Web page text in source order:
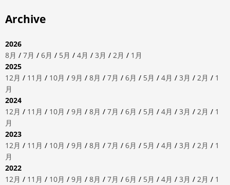
Archive
2026
8月 / 7月 / 6月 / 5月 / 4月 / 3月 / 2月 / 1月
2025
12月 / 11月 / 10月 / 9月 / 8月 / 7月 / 6月 / 5月 / 4月 / 3月 / 2月 / 1
月
2024
12月 / 11月 / 10月 / 9月 / 8月 / 7月 / 6月 / 5月 / 4月 / 3月 / 2月 / 1
月
2023
12月 / 11月 / 10月 / 9月 / 8月 / 7月 / 6月 / 5月 / 4月 / 3月 / 2月 / 1
月
2022
12月 / 11月 / 10月 / 9月 / 8月 / 7月 / 6月 / 5月 / 4月 / 3月 / 2月 / 1